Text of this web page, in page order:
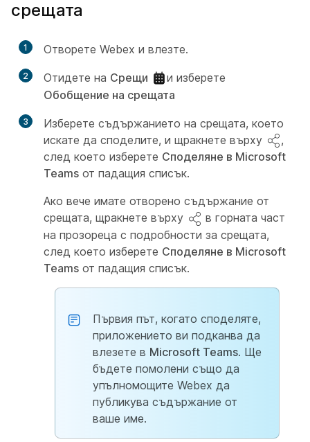
срещата
1 Отворете Webex и влезте.
2 Отидете на Срещи
и изберете
Обобщение на срещата
3
Изберете съдържанието на срещата, което
искате да споделите, и щракнете върху
,
след което изберете Споделяне в Microsoft
Teams от падащия списък.
Ако вече имате отворено съдържание от
срещата, щракнете върху
в горната част
на прозореца с подробности за срещата,
след което изберете Споделяне в Microsoft
Teams от падащия списък.
Първия път, когато споделяте,
приложението ви подканва да
влезете в Microsoft Teams. Ще
бъдете помолени също да
упълномощите Webex да
публикува съдържание от
ваше име.